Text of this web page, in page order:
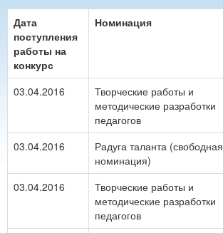
Дата
поступления
работы на
конкурс
Номинация
03.04.2016
Творческие работы и
методические разработки
педагогов
03.04.2016
Радуга таланта (свободная
номинация)
03.04.2016
Творческие работы и
методические разработки
педагогов